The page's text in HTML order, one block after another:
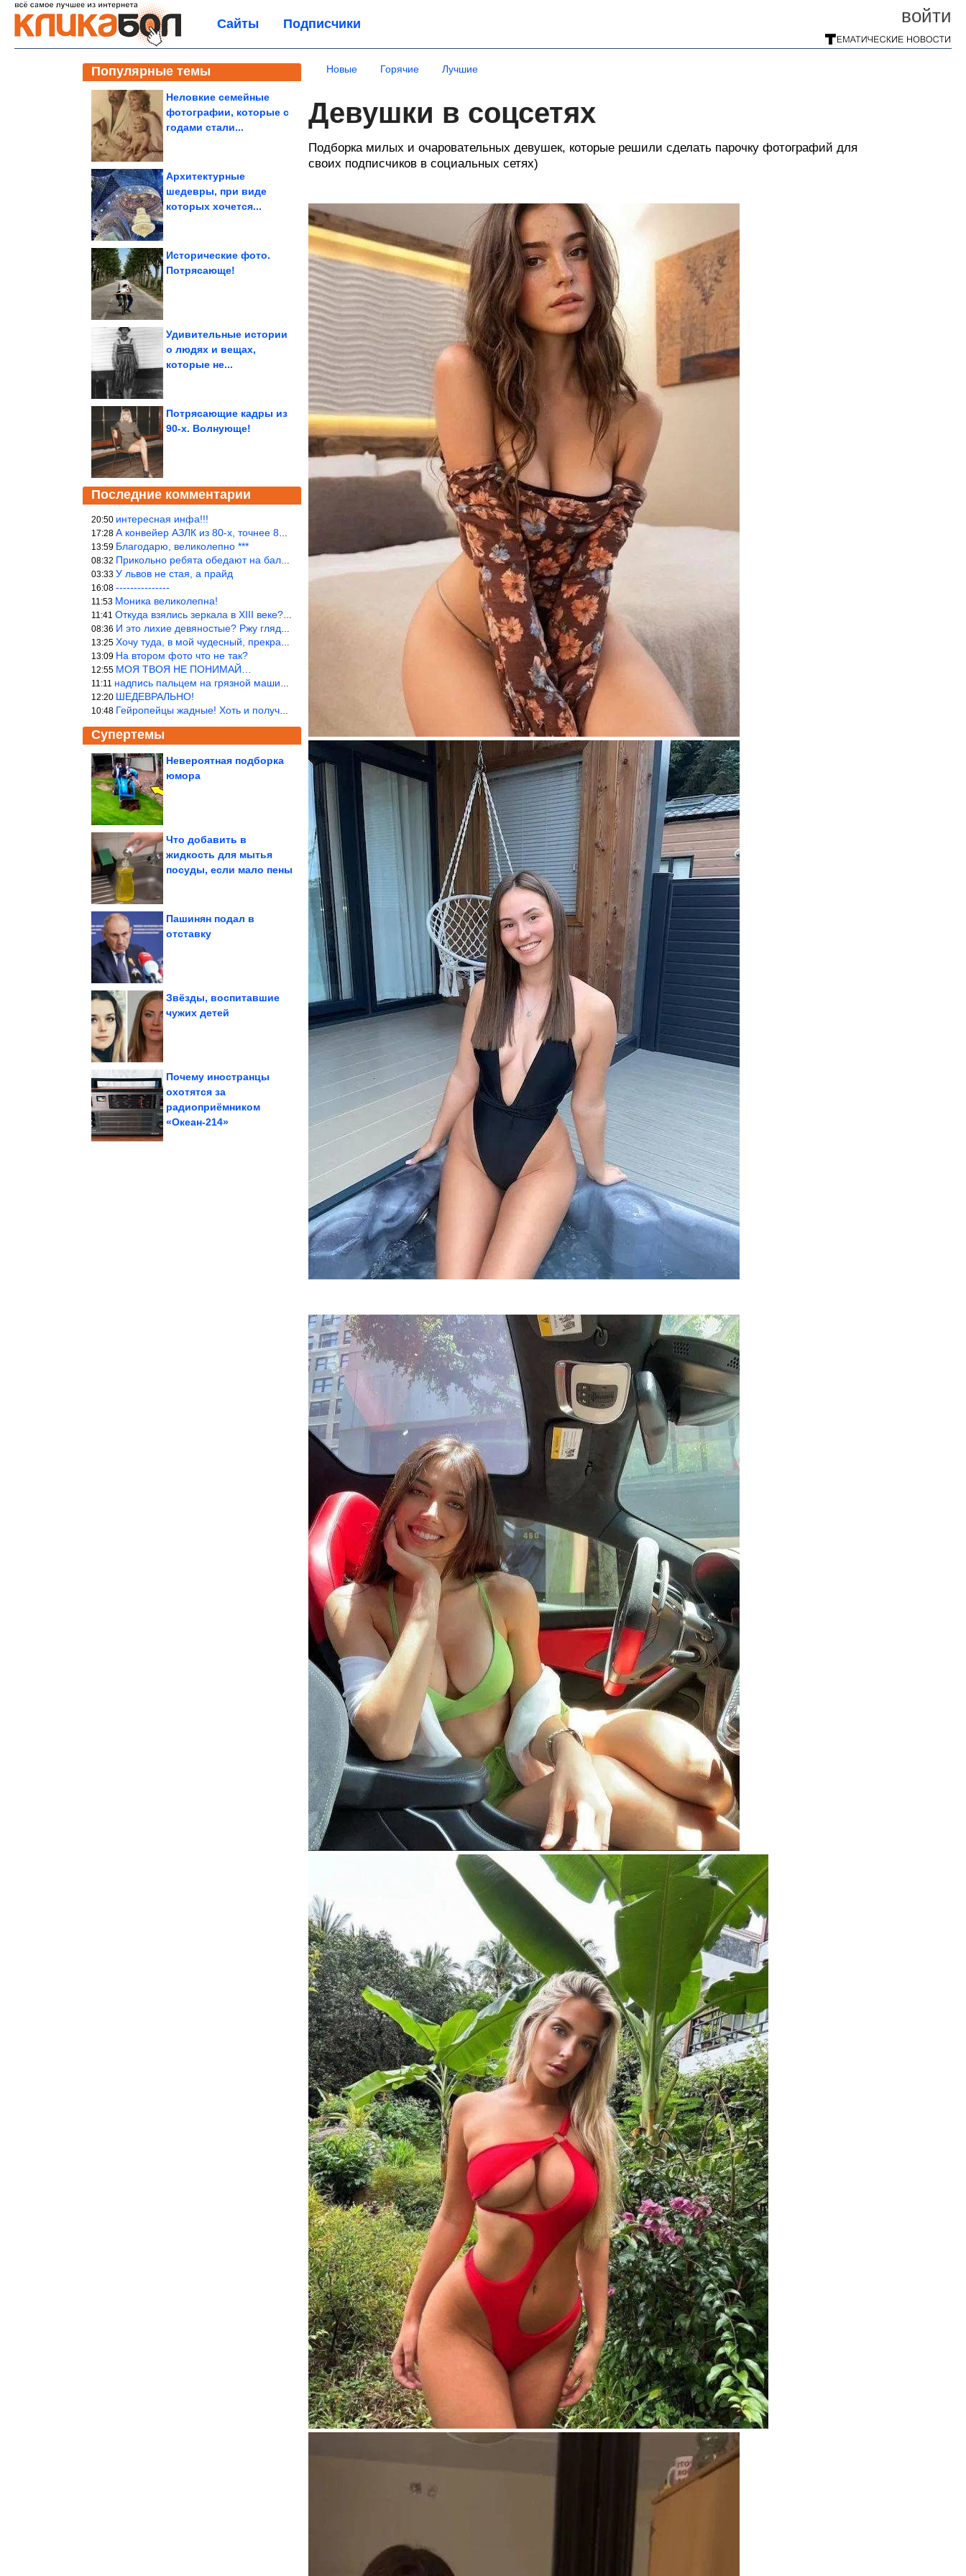
войти
Сайты Подписчики
Популярные темы
Неловкие семейные
фотографии, которые с
годами стали...
Архитектурные
шедевры, при виде
которых хочется...
Исторические фото.
Потрясающе!
Удивительные истории
о людях и вещах,
которые не...
Потрясающие кадры из
90-х. Волнующе!
Последние комментарии
20:50 интересная инфа!!!
17:28 А конвейер АЗЛК из 80-х, точнее 86-87 годы. «Москвичи»-то из пер
13:59 Благодарю, великолепно ***
08:32 Прикольно ребята обедают на балке...))
03:33 У львов не стая, а прайд
16:08 ---------------
11:53 Моника великолепна!
11:41 Откуда взялись зеркала в XIII веке? Вы ничего не перепутали?
08:36 И это лихие девяностые? Ржу глядя в окно!!!
13:25 Хочу туда, в мой чудесный, прекрасный мир.
13:09 На втором фото что не так?
12:55 МОЯ ТВОЯ НЕ ПОНИМАЙ…
11:11 надпись пальцем на грязной машине «Помой меня»!
12:20 ШЕДЕВРАЛЬНО!
10:48 Гейропейцы жадные! Хоть и получают в десять раз больше жителей б
Супертемы
Невероятная подборка
юмора
Удивительные находки
Что добавить в
жидкость для мытья
посуды, если мало пены
Пашинян подал в
отставку
Звёзды, воспитавшие
чужих детей
Почему иностранцы
охотятся за
радиоприёмником
«Океан-214»
задержали в Стамбуле
за чтение...
Новые Горячие Лучшие
Девушки в соцсетях
Подборка милых и очаровательных девушек, которые решили сделать парочку фотографий для
своих подписчиков в социальных сетях)